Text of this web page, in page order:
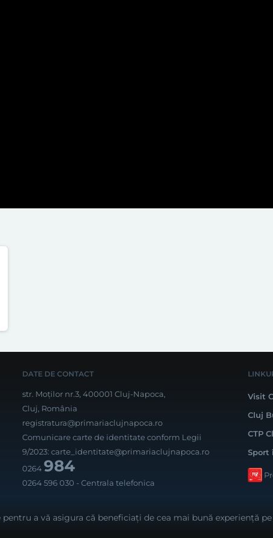
DATE DE CONTACT
str. Moților nr.3, 400001 Cluj-Napoca,
Cluj, România
registratura@primariaclujnapoca.ro
Comunicare carte de identitate conform Legii
9/2023: carte_identitate@primariaclujnapoca.ro
0264984
0264 596 030 - Centrala telefonica
Visit
Cluj
CTP
Sport
a vă asigura că beneficiați de cea mai bună experiență